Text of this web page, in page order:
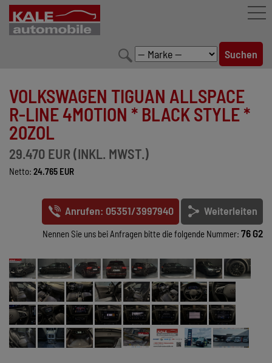
LEISTUNGEN
KONFIGURATOR
MARKENWELT
KONTAKT
VOLKSWAGEN TIGUAN ALLSPACE
R-LINE 4MOTION * BLACK STYLE *
20ZOL
29.470 EUR (INKL. MWST.)
Netto: 24.765 EUR
Anrufen: 05351/3997940 Weiterleiten
Nennen Sie uns bei Anfragen bitte die folgende Nummer: 76 G2